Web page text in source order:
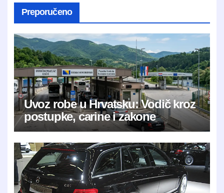
Preporučeno
Uvoz robe u Hrvatsku: Vodič kroz
postupke, carine i zakone